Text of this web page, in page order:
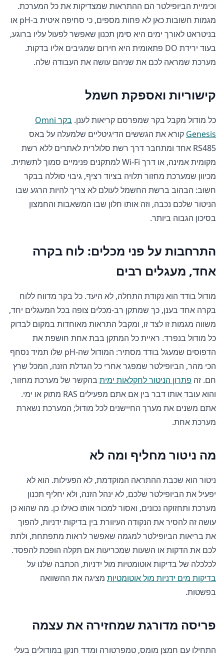
וכימיית הביופילטר הם ההתראות שמצדיקות את כל המערכת.
מגמות חשובות כאן לא פחות מספים, כי סחיפה איטית ב-pH או
בניטראט לאורך ימים היא סימן תכנון שאפשר לפעול עליו ברוגע,
בעוד ירידת DO פתאומית היא חירום שמגיבים אליו בדקות.
מערכת שמראה לכם את שניהם עושה את העבודה שלה.
קישוריות ואספקת חשמל
כל מודול מקבל בקר שמפרסם קריאות לענן.
בקר Omni
Genesis קורא את הגששים הדיגיטליים שלמעלה על באס
RS485 אחד ומתחבר דרך רשת סלולרית לאתרים ללא רשת
מקומית אמינה, או דרך Wi-Fi למתקנים פנימיים סמוך לתשתית.
מכיוון שמערכת מחזור תלויה בציוד רציף, גיבוי סוללה בבקר
חשוב: הבהוב ברשת החשמל לעולם לא צריך להיות הרגע שבו
הניטור שלכם נכבה, וזה אותו חלון שבו המשאבות והחמצון
בסיכון הגבוה ביותר.
התרחבות על פני מכלים: לוח בקרה
אחד, מעגלים רבים
מודול בודד הוא נקודת התחלה, לא היעד. כל בקר מדווח ללוח
בקרה אחד בענן, כך שמתקן רב-מכלים צופה בכל המעגלים יחד,
משווה מגמות זו לצד זו, ומקבל התראות מאוחדות במקום לבדוק
כל מודול בנפרד. ראיית כל המתקן בבת אחת חושפת את
הדפוסים שמעגל בודד מסתיר: המודול שה-pH שלו תמיד נסחף
הכי מהר, הביופילטר שמפגר אחרי כל הגדלת הזנה, המכל שרץ
חם. זה פתרון הניטור לחקלאות ימית בהקשר של מערכת מחזור,
והוא עובד אותו דבר בין אם אתם מפעילים RAS מתוק או ימי.
אתם משנים את מערך החיישנים לכל מודול; המערכת נשארת
מערכת אחת.
מה ניטור מחליף ומה לא
ניטור הוא שכבת ההתראה המוקדמת, לא הפעילות. הוא לא
יפעיל את הביופילטר שלכם, לא ינהל הזנה, ולא יחליף תכנון
מערכת ותחזוקה נכונים, ואסור למכור אותו כאילו כן. מה שהוא כן
עושה זה להסיר את הנקודה העיוורת בין בדיקות ידניות, להפוך
את בריאות הביופילטר למגמה שאפשר לראות מתפתחת, ולתת
לכם את הדקות או השעות שמכריעות אם תקלה הופכת להפסד.
לכלכלה של בדיקות אוטומטיות מול ידניות, הכתבה שלנו על
בדיקות מים ידניות מול אוטומטיות מציגה את ההשוואה
בפשטות.
פריסה מדורגת שמחזירה את עצמה
התחילו עם חמצן מומס, טמפרטורה ומדד חנקן במודולים בעלי